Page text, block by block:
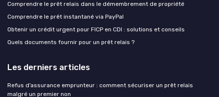
Comprendre le prêt relais dans le démembrement de propriété
Comprendre le prêt instantané via PayPal
Obtenir un crédit urgent pour FICP en CDI : solutions et conseils
Quels documents fournir pour un prêt relais ?
Les derniers articles
Refus d’assurance emprunteur : comment sécuriser un prêt relais
malgré un premier non